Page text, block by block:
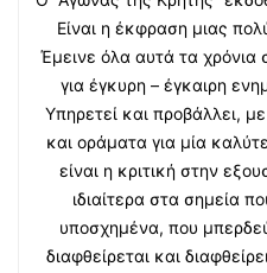
Είναι η έκφραση μιας
Έμεινε όλα αυτά τα χρόνια
για έγκυρη – έγκαιρη
Υπηρετεί και προβάλλει,
και οράματα για μία
είναι η κριτική στην
ιδιαίτερα στα σημεία
υποσχημένα, που
διαφθείρεται και